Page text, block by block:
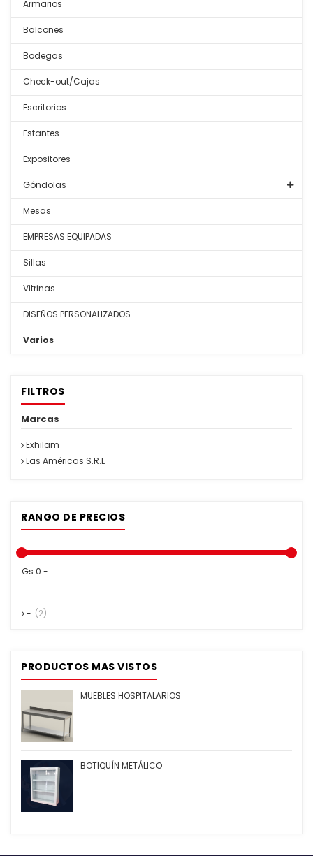
Armarios
Balcones
Bodegas
Check-out/Cajas
Escritorios
Estantes
Expositores
Góndolas
Mesas
EMPRESAS EQUIPADAS
Sillas
Vitrinas
DISEÑOS PERSONALIZADOS
Varios
FILTROS
Marcas
Exhilam
Las Américas S.R.L
RANGO DE PRECIOS
Gs.0 -
- (2)
PRODUCTOS MAS VISTOS
MUEBLES HOSPITALARIOS
BOTIQUÍN METÁLICO